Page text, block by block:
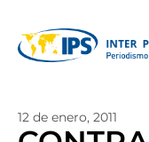
12 de enero, 2011